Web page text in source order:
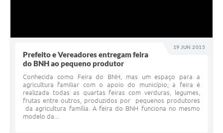
19 JUN 2015
Prefeito e Vereadores entregam feira
do BNH ao pequeno produtor
Conhecida como Feira do BNH, mas um espaço para a
agricultura familiar com o apoio do município; a feira é
realizada todas as quartas feiras com verduras, legumes,
frutas entre outros, produzidos por pequenos produtores
da agricultura família. A feira do BNH funciona no mesmo
modelo da...